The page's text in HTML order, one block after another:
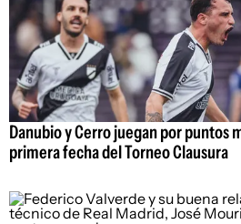
Danubio y Cerro juegan por puntos
primera fecha del Torneo Clausura